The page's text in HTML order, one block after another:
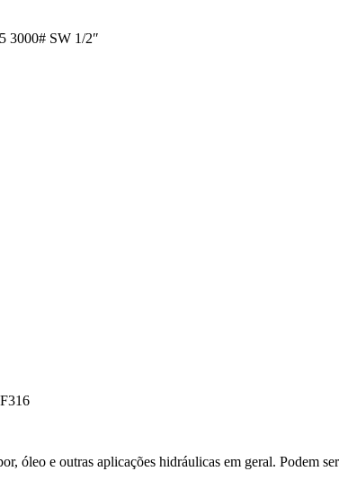
3000# SW 1/2″
óleo e outras aplicações hidráulicas em geral. Podem